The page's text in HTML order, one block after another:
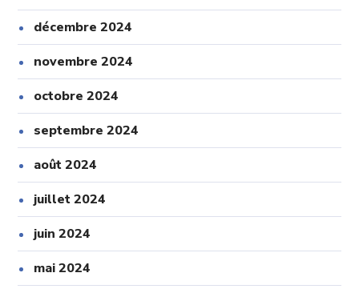
décembre 2024
novembre 2024
octobre 2024
septembre 2024
août 2024
juillet 2024
juin 2024
mai 2024